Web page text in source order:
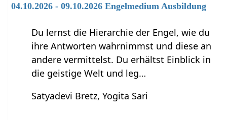
04.10.2026 - 09.10.2026 Engelmedium Ausbildung
Du lernst die Hierarchie der Engel, wie du
ihre Antworten wahrnimmst und diese an
andere vermittelst. Du erhältst Einblick in
die geistige Welt und leg…
Satyadevi Bretz, Yogita Sari